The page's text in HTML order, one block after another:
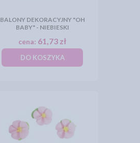
BALONY DEKORACYJNY "OH
BABY" - NIEBIESKI
cena: 61,73 zł
DO KOSZYKA